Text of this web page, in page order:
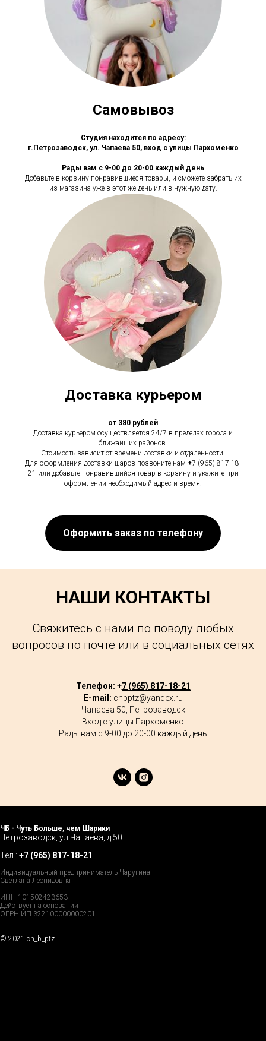
Самовывоз
Студия находится по адресу:
г.Петрозаводск, ул. Чапаева 50, вход с улицы Пархоменко
Рады вам с 9-00 до 20-00 каждый день
Добавьте в корзину понравившиеся товары, и сможете забрать их
из магазина уже в этот же день или в нужную дату.
Доставка курьером
от 380 рублей
Доставка курьером осуществляется 24/7 в пределах города и
ближайших районов.
Стоимость зависит от времени доставки и отдаленности.
Для оформления доставки шаров позвоните нам +7 (965) 817-18-
21 или добавьте понравившийся товар в корзину и укажите при
оформлении необходимый адрес и время.
Оформить заказ по телефону
НАШИ КОНТАКТЫ
Свяжитесь с нами по поводу любых
вопросов по почте или в социальных сетях
Телефон: +7 (965) 817-18-21
E-mail: chbptz@yandex.ru
Чапаева 50, Петрозаводск
Вход с улицы Пархоменко
Рады вам с 9-00 до 20-00 каждый день
ЧБ - Чуть Больше, чем Шарики
Петрозаводск, ул.Чапаева, д.50
Тел.: +7 (965) 817-18-21
Индивидуальный предприниматель Чаругина
Светлана Леонидовна
ИНН 101502423653
Действует на основании
ОГРН ИП 322100000000201
© 2021 ch_b_ptz